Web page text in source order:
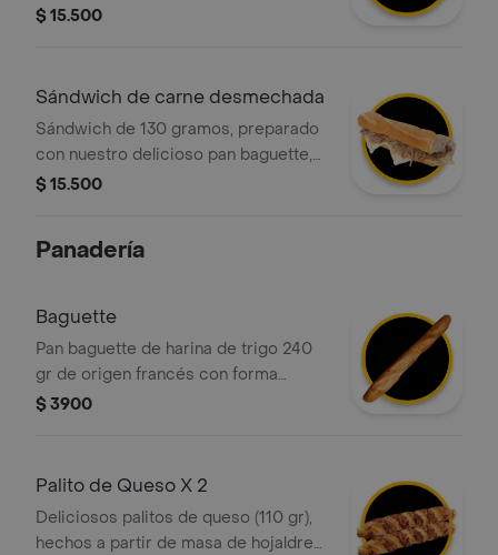
queso. además, el pan está
$ 15.500
Sándwich de carne desmechada
Sándwich de 130 gramos, preparado
con nuestro delicioso pan baguette,
relleno con carne de res desmechada
queso se derrita.
$ 15.500
Panadería
Baguette
Pan baguette de harina de trigo 240
gr de origen francés con forma
alargada y corteza crujiente.
$ 3900
Palito de Queso X 2
Deliciosos palitos de queso (110 gr),
hechos a partir de masa de hojaldre